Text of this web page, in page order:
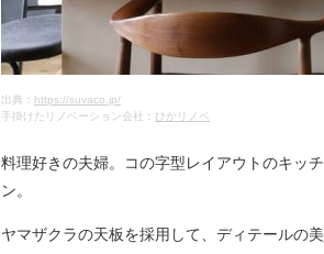
出典： https://suvaco.jp/
手掛けたリノベーション会社： ひかリノベ
料理好きの夫婦。コの字型レイアウトのキッ
ン。
ヤマザクラの天板を採用して、ディテールの